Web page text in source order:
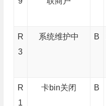
R
3
系统维护中 B
R
1
卡bin关闭 B